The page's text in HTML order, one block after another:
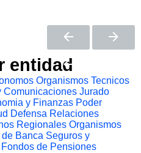
entidad
Organismos Tecnicos
Comunicaciones Jurado
y Finanzas Poder
Defensa Relaciones
Regionales Organismos
Banca Seguros y
de Pensiones